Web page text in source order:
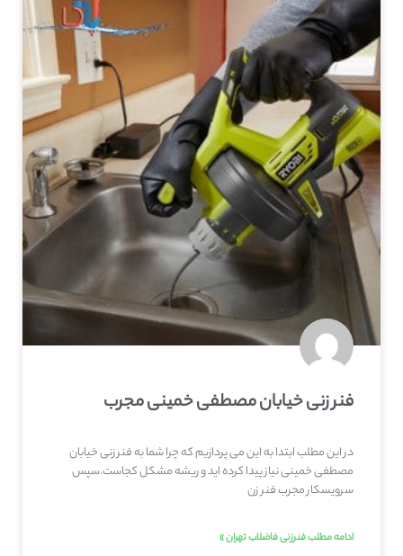
فنر زنی خیابان مصطفی خمینی مجرب
در این مطلب ابتدا به این می پردازیم که چرا شما به فنر زنی خیابان
مصطفی خمینی نیاز پیدا کرده اید و ریشه مشکل کجاست.سپس
سرویسکار مجرب فنر زن
ادامه مطلب فنرزنی فاضلاب تهران »